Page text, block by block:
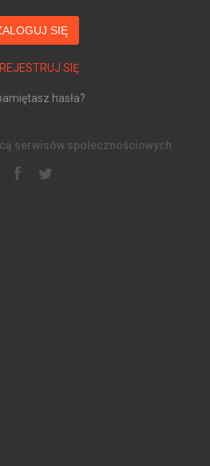
SIĘ
SIĘ
hasła?
serwisów społecznościowych